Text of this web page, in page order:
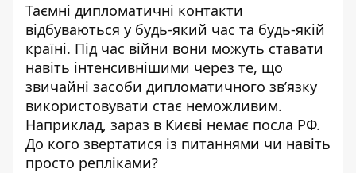
Таємні дипломатичні контакти
відбуваються у будь-який час та будь-якій
країні. Під час війни вони можуть ставати
навіть інтенсивнішими через те, що
звичайні засоби дипломатичного звʼязку
використовувати стає неможливим.
Наприклад, зараз в Києві немає посла РФ.
До кого звертатися із питаннями чи навіть
просто репліками?